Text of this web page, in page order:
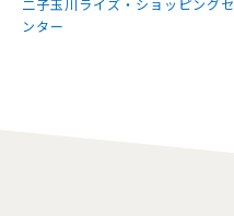
二子玉川ライズ・ショッピングセ
ンター